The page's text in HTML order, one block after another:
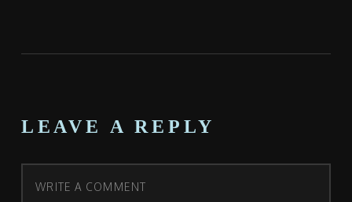
LEAVE A REPLY